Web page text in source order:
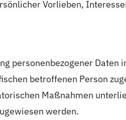
Vorlieben,
personenbezogener
betroffenen Person
Maßnahmen
werden.